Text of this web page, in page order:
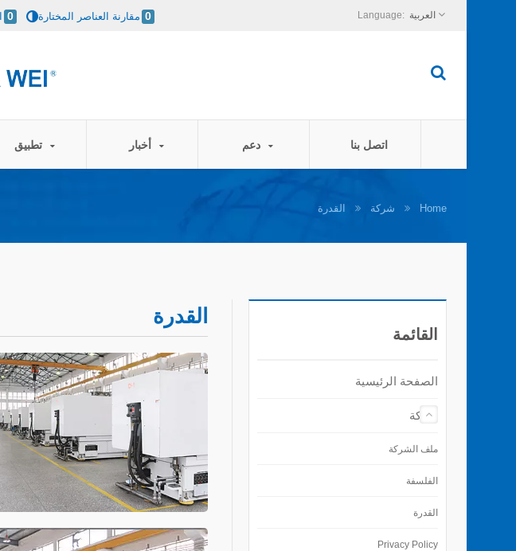
0 مقارنة العناصر المختارة 0 العربية
أخبار اتصل بنا
Home شركة القدرة
القدرة
القائمة
الصفحة الرئيسية
شركة
ملف الشركة
الفلسفة
القدرة
Privacy Policy